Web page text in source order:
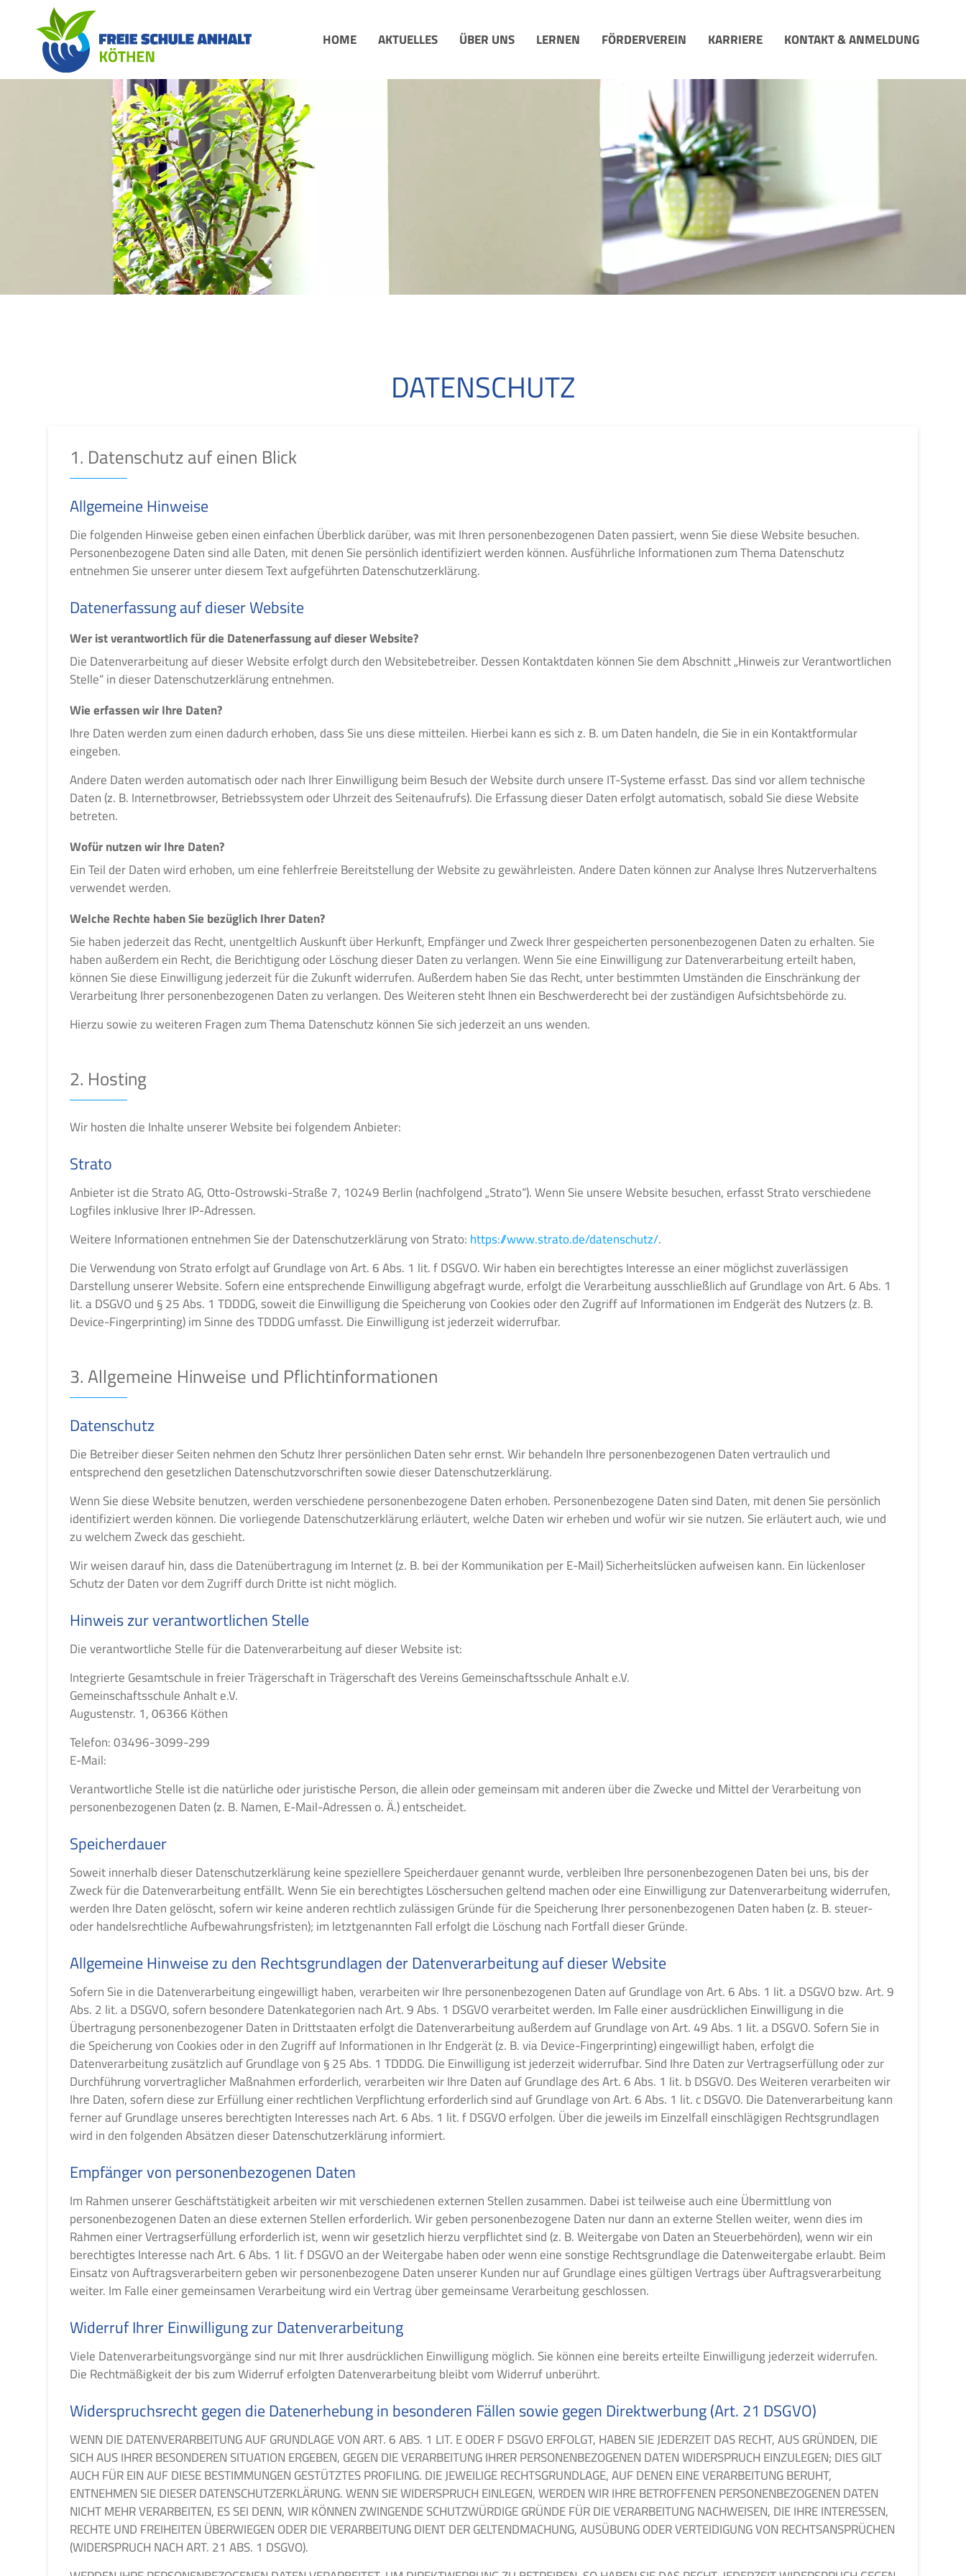
HOME AKTUELLES ÜBER UNS LERNEN FÖRDERVEREIN KARRIERE KONTAKT & ANMELDUNG
DATENSCHUTZ
1. Datenschutz auf einen Blick
Allgemeine Hinweise
Die folgenden Hinweise geben einen einfachen Überblick darüber, was mit Ihren personenbezogenen Daten passiert, wenn Sie diese Website besuchen.
Personenbezogene Daten sind alle Daten, mit denen Sie persönlich identifiziert werden können. Ausführliche Informationen zum Thema Datenschutz
entnehmen Sie unserer unter diesem Text aufgeführten Datenschutzerklärung.
Datenerfassung auf dieser Website
Wer ist verantwortlich für die Datenerfassung auf dieser Website?
Die Datenverarbeitung auf dieser Website erfolgt durch den Websitebetreiber. Dessen Kontaktdaten können Sie dem Abschnitt „Hinweis zur Verantwortlichen
Stelle“ in dieser Datenschutzerklärung entnehmen.
Wie erfassen wir Ihre Daten?
Ihre Daten werden zum einen dadurch erhoben, dass Sie uns diese mitteilen. Hierbei kann es sich z. B. um Daten handeln, die Sie in ein Kontaktformular
eingeben.
Andere Daten werden automatisch oder nach Ihrer Einwilligung beim Besuch der Website durch unsere IT-Systeme erfasst. Das sind vor allem technische
Daten (z. B. Internetbrowser, Betriebssystem oder Uhrzeit des Seitenaufrufs). Die Erfassung dieser Daten erfolgt automatisch, sobald Sie diese Website
betreten.
Wofür nutzen wir Ihre Daten?
Ein Teil der Daten wird erhoben, um eine fehlerfreie Bereitstellung der Website zu gewährleisten. Andere Daten können zur Analyse Ihres Nutzerverhaltens
verwendet werden.
Welche Rechte haben Sie bezüglich Ihrer Daten?
Sie haben jederzeit das Recht, unentgeltlich Auskunft über Herkunft, Empfänger und Zweck Ihrer gespeicherten personenbezogenen Daten zu erhalten. Sie
haben außerdem ein Recht, die Berichtigung oder Löschung dieser Daten zu verlangen. Wenn Sie eine Einwilligung zur Datenverarbeitung erteilt haben,
können Sie diese Einwilligung jederzeit für die Zukunft widerrufen. Außerdem haben Sie das Recht, unter bestimmten Umständen die Einschränkung der
Verarbeitung Ihrer personenbezogenen Daten zu verlangen. Des Weiteren steht Ihnen ein Beschwerderecht bei der zuständigen Aufsichtsbehörde zu.
Hierzu sowie zu weiteren Fragen zum Thema Datenschutz können Sie sich jederzeit an uns wenden.
2. Hosting
Wir hosten die Inhalte unserer Website bei folgendem Anbieter:
Strato
Anbieter ist die Strato AG, Otto-Ostrowski-Straße 7, 10249 Berlin (nachfolgend „Strato“). Wenn Sie unsere Website besuchen, erfasst Strato verschiedene
Logfiles inklusive Ihrer IP-Adressen.
Weitere Informationen entnehmen Sie der Datenschutzerklärung von Strato: https://www.strato.de/datenschutz/.
Die Verwendung von Strato erfolgt auf Grundlage von Art. 6 Abs. 1 lit. f DSGVO. Wir haben ein berechtigtes Interesse an einer möglichst zuverlässigen
Darstellung unserer Website. Sofern eine entsprechende Einwilligung abgefragt wurde, erfolgt die Verarbeitung ausschließlich auf Grundlage von Art. 6 Abs. 1
lit. a DSGVO und § 25 Abs. 1 TDDDG, soweit die Einwilligung die Speicherung von Cookies oder den Zugriff auf Informationen im Endgerät des Nutzers (z. B.
Device-Fingerprinting) im Sinne des TDDDG umfasst. Die Einwilligung ist jederzeit widerrufbar.
3. Allgemeine Hinweise und Pflicht­informationen
Datenschutz
Die Betreiber dieser Seiten nehmen den Schutz Ihrer persönlichen Daten sehr ernst. Wir behandeln Ihre personenbezogenen Daten vertraulich und
entsprechend den gesetzlichen Datenschutzvorschriften sowie dieser Datenschutzerklärung.
Wenn Sie diese Website benutzen, werden verschiedene personenbezogene Daten erhoben. Personenbezogene Daten sind Daten, mit denen Sie persönlich
identifiziert werden können. Die vorliegende Datenschutzerklärung erläutert, welche Daten wir erheben und wofür wir sie nutzen. Sie erläutert auch, wie und
zu welchem Zweck das geschieht.
Wir weisen darauf hin, dass die Datenübertragung im Internet (z. B. bei der Kommunikation per E-Mail) Sicherheitslücken aufweisen kann. Ein lückenloser
Schutz der Daten vor dem Zugriff durch Dritte ist nicht möglich.
Hinweis zur verantwortlichen Stelle
Die verantwortliche Stelle für die Datenverarbeitung auf dieser Website ist:
Integrierte Gesamtschule in freier Trägerschaft in Trägerschaft des Vereins Gemeinschaftsschule Anhalt e.V.
Gemeinschaftsschule Anhalt e.V.
Augustenstr. 1, 06366 Köthen
Telefon: 03496-3099-299
E-Mail:
Verantwortliche Stelle ist die natürliche oder juristische Person, die allein oder gemeinsam mit anderen über die Zwecke und Mittel der Verarbeitung von
personenbezogenen Daten (z. B. Namen, E-Mail-Adressen o. Ä.) entscheidet.
Speicherdauer
Soweit innerhalb dieser Datenschutzerklärung keine speziellere Speicherdauer genannt wurde, verbleiben Ihre personenbezogenen Daten bei uns, bis der
Zweck für die Datenverarbeitung entfällt. Wenn Sie ein berechtigtes Löschersuchen geltend machen oder eine Einwilligung zur Datenverarbeitung widerrufen,
werden Ihre Daten gelöscht, sofern wir keine anderen rechtlich zulässigen Gründe für die Speicherung Ihrer personenbezogenen Daten haben (z. B. steuer-
oder handelsrechtliche Aufbewahrungsfristen); im letztgenannten Fall erfolgt die Löschung nach Fortfall dieser Gründe.
Allgemeine Hinweise zu den Rechtsgrundlagen der Datenverarbeitung auf dieser Website
Sofern Sie in die Datenverarbeitung eingewilligt haben, verarbeiten wir Ihre personenbezogenen Daten auf Grundlage von Art. 6 Abs. 1 lit. a DSGVO bzw. Art. 9
Abs. 2 lit. a DSGVO, sofern besondere Datenkategorien nach Art. 9 Abs. 1 DSGVO verarbeitet werden. Im Falle einer ausdrücklichen Einwilligung in die
Übertragung personenbezogener Daten in Drittstaaten erfolgt die Datenverarbeitung außerdem auf Grundlage von Art. 49 Abs. 1 lit. a DSGVO. Sofern Sie in
die Speicherung von Cookies oder in den Zugriff auf Informationen in Ihr Endgerät (z. B. via Device-Fingerprinting) eingewilligt haben, erfolgt die
Datenverarbeitung zusätzlich auf Grundlage von § 25 Abs. 1 TDDDG. Die Einwilligung ist jederzeit widerrufbar. Sind Ihre Daten zur Vertragserfüllung oder zur
Durchführung vorvertraglicher Maßnahmen erforderlich, verarbeiten wir Ihre Daten auf Grundlage des Art. 6 Abs. 1 lit. b DSGVO. Des Weiteren verarbeiten wir
Ihre Daten, sofern diese zur Erfüllung einer rechtlichen Verpflichtung erforderlich sind auf Grundlage von Art. 6 Abs. 1 lit. c DSGVO. Die Datenverarbeitung kann
ferner auf Grundlage unseres berechtigten Interesses nach Art. 6 Abs. 1 lit. f DSGVO erfolgen. Über die jeweils im Einzelfall einschlägigen Rechtsgrundlagen
wird in den folgenden Absätzen dieser Datenschutzerklärung informiert.
Empfänger von personenbezogenen Daten
Im Rahmen unserer Geschäftstätigkeit arbeiten wir mit verschiedenen externen Stellen zusammen. Dabei ist teilweise auch eine Übermittlung von
personenbezogenen Daten an diese externen Stellen erforderlich. Wir geben personenbezogene Daten nur dann an externe Stellen weiter, wenn dies im
Rahmen einer Vertragserfüllung erforderlich ist, wenn wir gesetzlich hierzu verpflichtet sind (z. B. Weitergabe von Daten an Steuerbehörden), wenn wir ein
berechtigtes Interesse nach Art. 6 Abs. 1 lit. f DSGVO an der Weitergabe haben oder wenn eine sonstige Rechtsgrundlage die Datenweitergabe erlaubt. Beim
Einsatz von Auftragsverarbeitern geben wir personenbezogene Daten unserer Kunden nur auf Grundlage eines gültigen Vertrags über Auftragsverarbeitung
weiter. Im Falle einer gemeinsamen Verarbeitung wird ein Vertrag über gemeinsame Verarbeitung geschlossen.
Widerruf Ihrer Einwilligung zur Datenverarbeitung
Viele Datenverarbeitungsvorgänge sind nur mit Ihrer ausdrücklichen Einwilligung möglich. Sie können eine bereits erteilte Einwilligung jederzeit widerrufen.
Die Rechtmäßigkeit der bis zum Widerruf erfolgten Datenverarbeitung bleibt vom Widerruf unberührt.
Widerspruchsrecht gegen die Datenerhebung in besonderen Fällen sowie gegen Direktwerbung (Art. 21 DSGVO)
WENN DIE DATENVERARBEITUNG AUF GRUNDLAGE VON ART. 6 ABS. 1 LIT. E ODER F DSGVO ERFOLGT, HABEN SIE JEDERZEIT DAS RECHT, AUS GRÜNDEN, DIE
SICH AUS IHRER BESONDEREN SITUATION ERGEBEN, GEGEN DIE VERARBEITUNG IHRER PERSONENBEZOGENEN DATEN WIDERSPRUCH EINZULEGEN; DIES GILT
AUCH FÜR EIN AUF DIESE BESTIMMUNGEN GESTÜTZTES PROFILING. DIE JEWEILIGE RECHTSGRUNDLAGE, AUF DENEN EINE VERARBEITUNG BERUHT,
ENTNEHMEN SIE DIESER DATENSCHUTZERKLÄRUNG. WENN SIE WIDERSPRUCH EINLEGEN, WERDEN WIR IHRE BETROFFENEN PERSONENBEZOGENEN DATEN
NICHT MEHR VERARBEITEN, ES SEI DENN, WIR KÖNNEN ZWINGENDE SCHUTZWÜRDIGE GRÜNDE FÜR DIE VERARBEITUNG NACHWEISEN, DIE IHRE INTERESSEN,
RECHTE UND FREIHEITEN ÜBERWIEGEN ODER DIE VERARBEITUNG DIENT DER GELTENDMACHUNG, AUSÜBUNG ODER VERTEIDIGUNG VON RECHTSANSPRÜCHEN
(WIDERSPRUCH NACH ART. 21 ABS. 1 DSGVO).